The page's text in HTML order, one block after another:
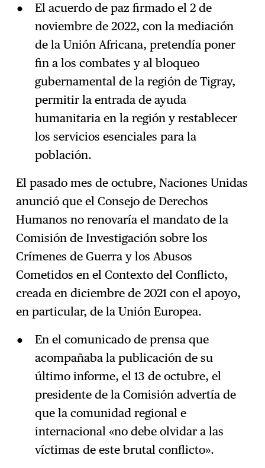
El acuerdo de paz firmado el 2 de
noviembre de 2022, con la mediación
de la Unión Africana, pretendía poner
fin a los combates y al bloqueo
gubernamental de la región de Tigray,
permitir la entrada de ayuda
humanitaria en la región y restablecer
los servicios esenciales para la
población.
El pasado mes de octubre, Naciones Unidas
anunció que el Consejo de Derechos
Humanos no renovaría el mandato de la
Comisión de Investigación sobre los
Crímenes de Guerra y los Abusos
Cometidos en el Contexto del Conflicto,
creada en diciembre de 2021 con el apoyo,
en particular, de la Unión Europea.
En el comunicado de prensa que
acompañaba la publicación de su
último informe, el 13 de octubre, el
presidente de la Comisión advertía de
que la comunidad regional e
internacional «no debe olvidar a las
víctimas de este brutal conflicto».